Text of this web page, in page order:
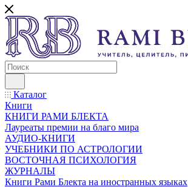
Каталог
Книги
КНИГИ РАМИ БЛЕКТА
Лауреаты премии на благо мира
АУДИО-КНИГИ
УЧЕБНИКИ ПО АСТРОЛОГИИ
ВОСТОЧНАЯ ПСИХОЛОГИЯ
ЖУРНАЛЫ
Книги Рами Блекта на иностранных языках